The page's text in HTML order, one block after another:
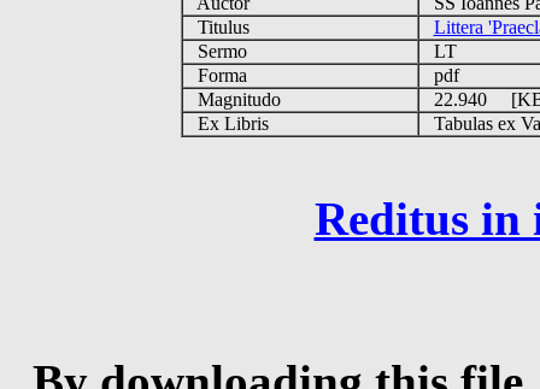
Titulus
Littera
Sermo
LT
Forma
pdf
Magnitudo
22.940
Ex Libris
Tabulas ex
Reditus in